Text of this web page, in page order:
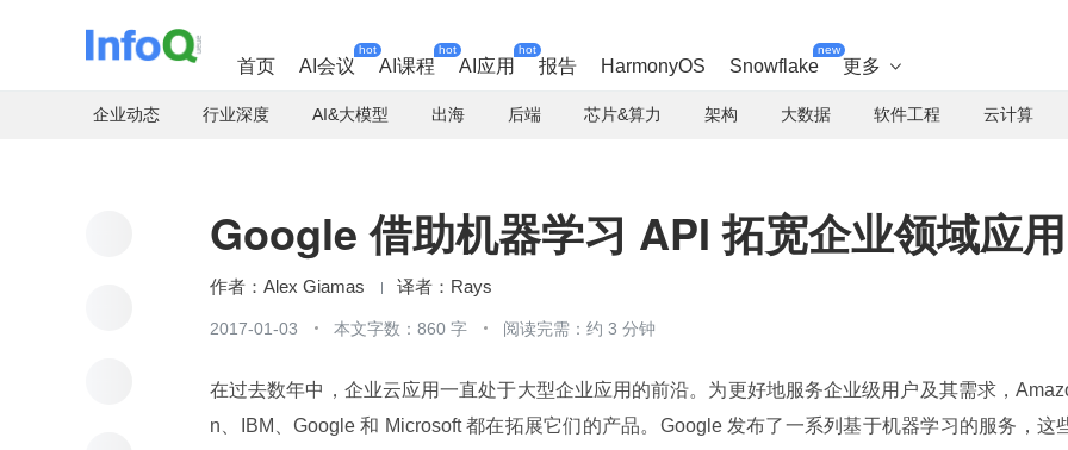
首页 AI会议
hot
AI课程
hot
AI应用
hot
报告 HarmonyOS Snowflake
new
更多 
企业动态 行业深度 AI&大模型 出海 后端 芯片&算力 架构 大数据 软件工程 云计算
Google 借助机器学习 API 拓宽企业领域应用
Alex Giamas Rays
2017-01-03 本文字数：860 字 阅读完需：约 3 分钟
在过去数年中，企业云应用一直处于大型企业应用的前沿。为更好地服务企业级用户及其需求，
n、IBM、Google 和 Microsoft 都在拓展它们的产品。Google 发布了一系列基于机器学习的服务，这